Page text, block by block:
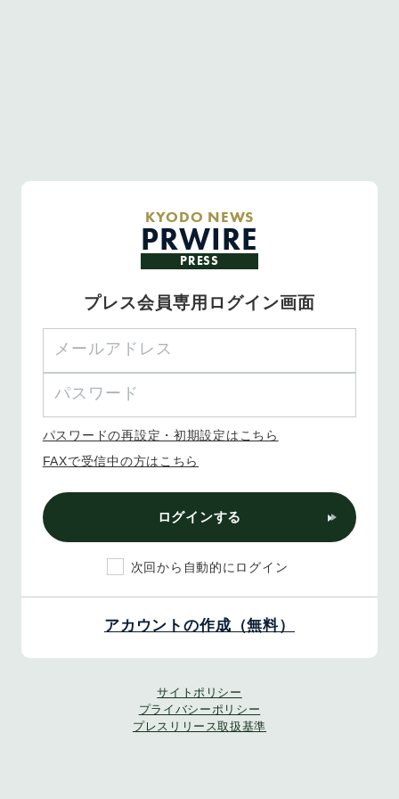
KYODO NEWS
PRWIRE
PRESS
プレス会員専用ログイン画面
パスワードの再設定・初期設定はこちら
FAXで受信中の方はこちら
ログインする
次回から自動的にログイン
アカウントの作成（無料）
サイトポリシー
プライバシーポリシー
プレスリリース取扱基準